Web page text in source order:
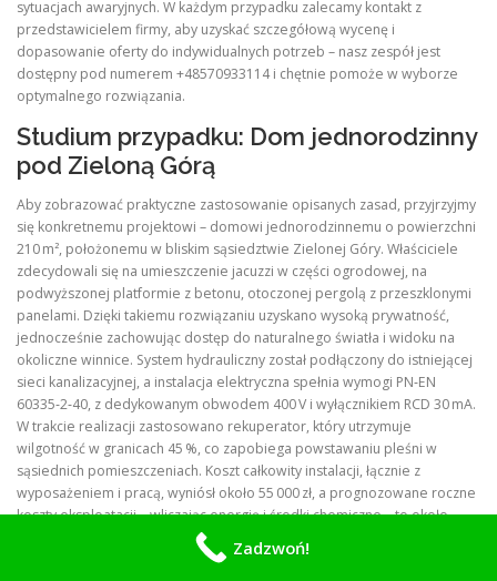
sytuacjach awaryjnych. W każdym przypadku zalecamy kontakt z
przedstawicielem firmy, aby uzyskać szczegółową wycenę i
dopasowanie oferty do indywidualnych potrzeb – nasz zespół jest
dostępny pod numerem +48570933114 i chętnie pomoże w wyborze
optymalnego rozwiązania.
Studium przypadku: Dom jednorodzinny
pod Zieloną Górą
Aby zobrazować praktyczne zastosowanie opisanych zasad, przyjrzyjmy
się konkretnemu projektowi – domowi jednorodzinnemu o powierzchni
210 m², położonemu w bliskim sąsiedztwie Zielonej Góry. Właściciele
zdecydowali się na umieszczenie jacuzzi w części ogrodowej, na
podwyższonej platformie z betonu, otoczonej pergolą z przeszklonymi
panelami. Dzięki takiemu rozwiązaniu uzyskano wysoką prywatność,
jednocześnie zachowując dostęp do naturalnego światła i widoku na
okoliczne winnice. System hydrauliczny został podłączony do istniejącej
sieci kanalizacyjnej, a instalacja elektryczna spełnia wymogi PN‑EN
60335‑2‑40, z dedykowanym obwodem 400 V i wyłącznikiem RCD 30 mA.
W trakcie realizacji zastosowano rekuperator, który utrzymuje
wilgotność w granicach 45 %, co zapobiega powstawaniu pleśni w
sąsiednich pomieszczeniach. Koszt całkowity instalacji, łącznie z
wyposażeniem i pracą, wyniósł około 55 000 zł, a prognozowane roczne
koszty eksploatacji – wliczając energię i środki chemiczne – to około
3 800 zł. Właściciele podkreślają, że najważniejszym atutem była
możliwość korzystania z jacuzzi przez cały rok, dzięki zastosowaniu
Zadzwoń!